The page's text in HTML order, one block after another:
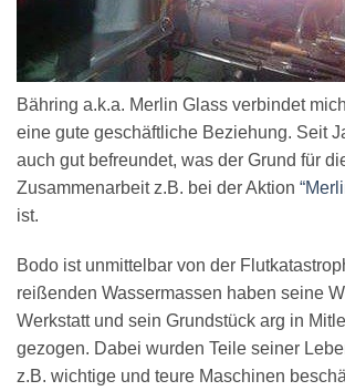
Bähring a.k.a. Merlin Glass verbindet
eine gute geschäftliche Beziehung. Seit
auch gut befreundet, was der Grund für
Zusammenarbeit z.B. bei der Aktion
ist.
Bodo ist unmittelbar von der
reißenden Wassermassen haben seine
Werkstatt und sein Grundstück arg in
gezogen. Dabei wurden Teile seiner
z.B. wichtige und teure Maschinen